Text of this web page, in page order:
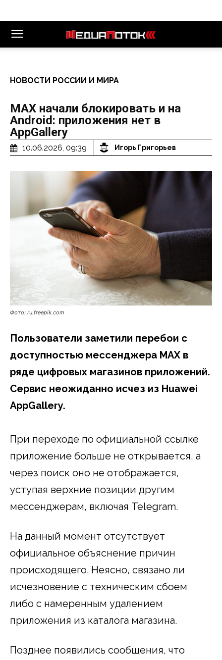
НОВОСТИ РОССИИ И МИРА
MAX начали блокировать и на
Android: приложения нет в
AppGallery
10.06.2026, 09:39 Игорь Григорьев
Фото: ru.freepik.com
Пользователи заметили перебои с
доступностью мессенджера MAX в
ряде цифровых магазинов приложений.
Сервис неожиданно исчез из Huawei
AppGallery.
При переходе по официальной ссылке
приложение больше не открывается, а
через поиск оно не отображается,
уступая верхние позиции другим
мессенджерам, включая Telegram.
На данный момент отсутствует
официальное объяснение причин
происходящего. Неясно, связано ли
исчезновение с техническим сбоем
либо с намеренным удалением
приложения из каталога магазина.
Позднее появились сообщения, что